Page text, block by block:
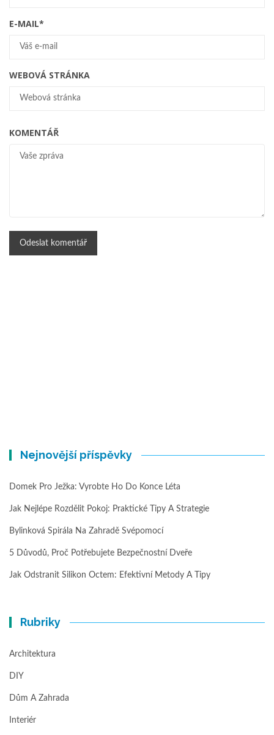
E-MAIL*
WEBOVÁ STRÁNKA
KOMENTÁŘ
Nejnovější příspěvky
Domek Pro Ježka: Vyrobte Ho Do Konce Léta
Jak Nejlépe Rozdělit Pokoj: Praktické Tipy A Strategie
Bylinková Spirála Na Zahradě Svépomocí
5 Důvodů, Proč Potřebujete Bezpečnostní Dveře
Jak Odstranit Silikon Octem: Efektivní Metody A Tipy
Rubriky
Architektura
DIY
Dům A Zahrada
Interiér